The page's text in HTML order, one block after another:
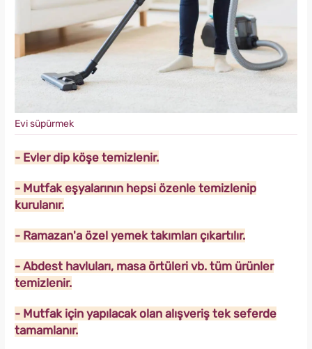
Evi süpürmek
- Evler dip köşe temizlenir.
- Mutfak eşyalarının hepsi özenle temizlenip
kurulanır.
- Ramazan'a özel yemek takımları çıkartılır.
- Abdest havluları, masa örtüleri vb. tüm ürünler
temizlenir.
- Mutfak için yapılacak olan alışveriş tek seferde
tamamlanır.